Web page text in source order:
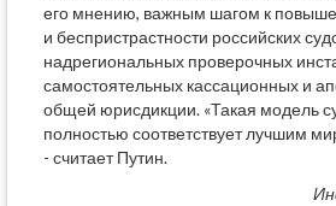
его мнению, важным шагом к
и беспристрастности российских
надрегиональных проверочных
самостоятельных кассационных и
общей юрисдикции. «Такая модель
полностью соответствует лучшим
- считает Путин.